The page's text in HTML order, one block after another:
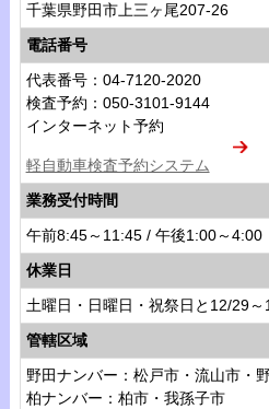
千葉県野田市上三ヶ尾207-26
電話番号
代表番号：04-7120-2020
検査予約：050-3101-9144
インターネット予約
軽自動車検査予約システム
業務受付時間
午前8:45～11:45 / 午後1:00～4:00
休業日
土曜日・日曜日・祝祭日と12/29～
管轄区域
野田ナンバー：松戸市・流山市・
柏ナンバー：柏市・我孫子市